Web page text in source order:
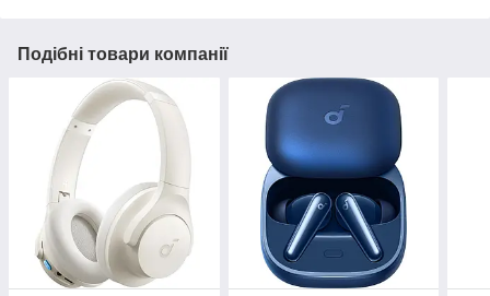
Подібні товари компанії